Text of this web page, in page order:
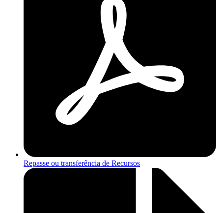
Repasse ou transferência de Recursos